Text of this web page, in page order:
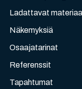
Ladattavat
Näkemyksiä
Osaajatarinat
Referenssit
Tapahtumat